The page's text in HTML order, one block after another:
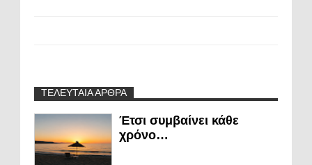
ΤΕΛΕΥΤΑΙΑ ΑΡΘΡΑ
Έτσι συμβαίνει κάθε
χρόνο…